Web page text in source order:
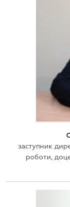
заступник
роботи,